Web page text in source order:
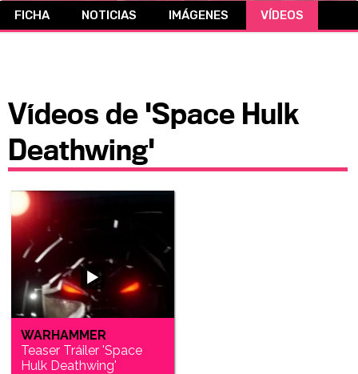
CÓMICS
FICHA NOTICIAS IMÁGENES VÍDEOS
Vídeos de 'Space Hulk
Deathwing'
WARHAMMER
Teaser Tráiler 'Space
Hulk Deathwing'